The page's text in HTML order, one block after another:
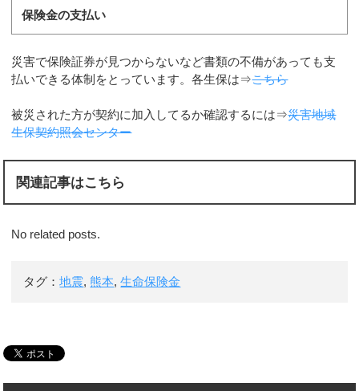
保険金の支払い
災害で保険証券が見つからないなど書類の不備があっても支
払いできる体制をとっています。各生保は⇒こちら
被災された方が契約に加入してるか確認するには⇒災害地域
生保契約照会センター
関連記事はこちら
No related posts.
タグ：地震,熊本,生命保険金